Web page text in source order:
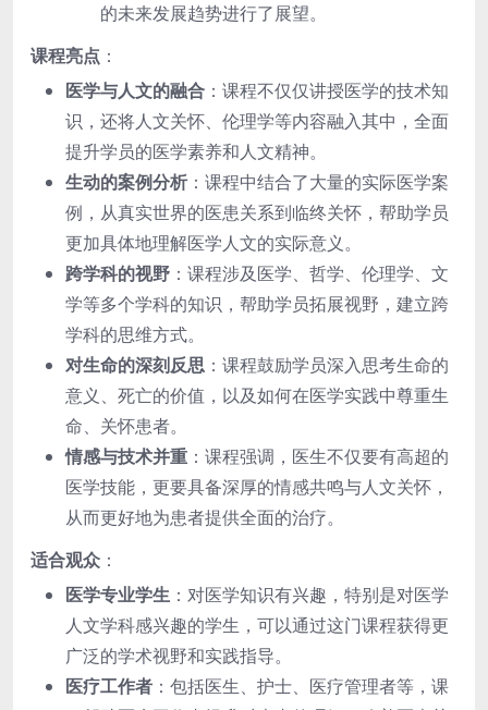
的未来发展趋势进行了展望。
课程亮点 ：
医学与人文的融合 ：课程不仅仅讲授医学的技术知
识，还将人文关怀、伦理学等内容融入其中，全面
提升学员的医学素养和人文精神。
生动的案例分析 ：课程中结合了大量的实际医学案
例，从真实世界的医患关系到临终关怀，帮助学员
更加具体地理解医学人文的实际意义。
跨学科的视野 ：课程涉及医学、哲学、伦理学、文
学等多个学科的知识，帮助学员拓展视野，建立跨
学科的思维方式。
对生命的深刻反思 ：课程鼓励学员深入思考生命的
意义、死亡的价值，以及如何在医学实践中尊重生
命、关怀患者。
情感与技术并重 ：课程强调，医生不仅要有高超的
医学技能，更要具备深厚的情感共鸣与人文关怀，
从而更好地为患者提供全面的治疗。
适合观众 ：
医学专业学生 ：对医学知识有兴趣，特别是对医学
人文学科感兴趣的学生，可以通过这门课程获得更
广泛的学术视野和实践指导。
医疗工作者 ：包括医生、护士、医疗管理者等，课